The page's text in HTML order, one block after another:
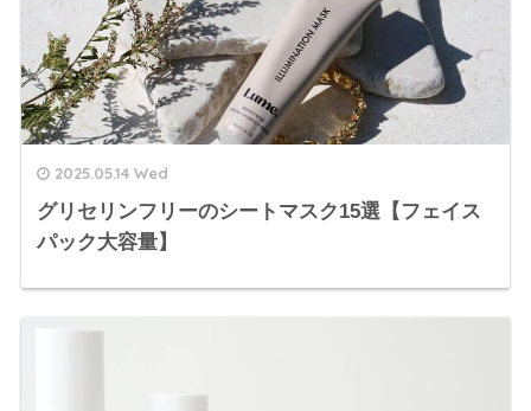
2025.05.14 Wed
グリセリンフリーのシートマスク15選【フェイス
パック大容量】